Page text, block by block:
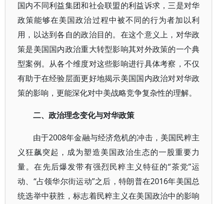
国内不同利益集团和社会联盟的利益诉求，三是对华
政策能够在美国政治过程中被不同的行为者加以利
用，以达到各自的政治目的。在这个意义上，对华政
策是美国国内政治重大转型影响其对外政策的一个典
型案例。从各个维度对这些影响进行具体考察，不仅
有助于在经验层面更好地揭示美国国内政治对对华政
策的影响，更能深化对中美战略竞争复杂性的理解。
二、政治理念变化与对华政策
由于2008年金融与经济危机的冲击，美国民粹主
义狂飙突起，成为塑造美国政治生态的一股重要力
量。在先后爆发带有强烈民粹主义特征的“茶党”运
动、“占领华尔街运动”之后，特朗普在2016年美国总
统选举中获胜，标志着民粹主义在美国政治中的影响